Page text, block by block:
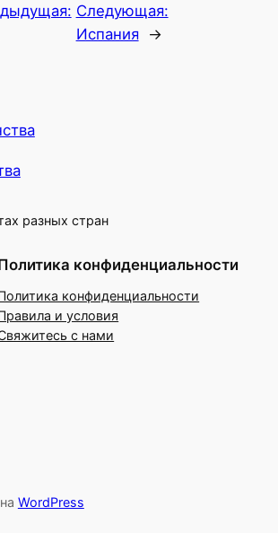
Следующая:
Испания
→
разных стран
конфиденциальности
конфиденциальности
и условия
с нами
WordPress